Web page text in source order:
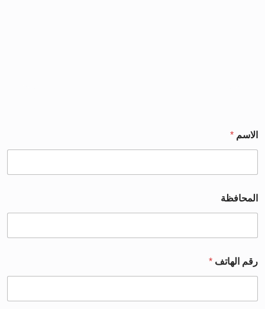
الاسم *
المحافظة
رقم الهاتف *